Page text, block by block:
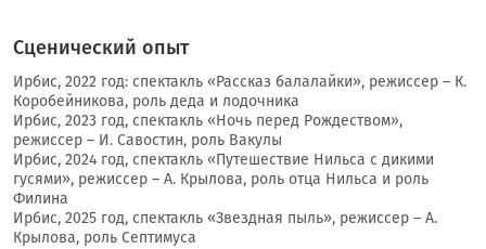
Сценический опыт
Ирбис, 2022 год: спектакль «Рассказ балалайки», режиссер – К.
Коробейникова, роль деда и лодочника
Ирбис, 2023 год, спектакль «Ночь перед Рождеством»,
режиссер – И. Савостин, роль Вакулы
Ирбис, 2024 год, спектакль «Путешествие Нильса с дикими
гусями», режиссер – А. Крылова, роль отца Нильса и роль
Филина
Ирбис, 2025 год, спектакль «Звездная пыль», режиссер – А.
Крылова, роль Септимуса